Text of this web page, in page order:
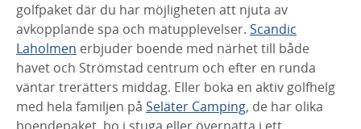
golfpaket där du har möjligheten att njuta av
avkopplande spa och matupplevelser. Scandic
Laholmen erbjuder boende med närhet till både
havet och Strömstad centrum och efter en runda
väntar trerätters middag. Eller boka en aktiv golfhelg
med hela familjen på Seläter Camping, de har olika